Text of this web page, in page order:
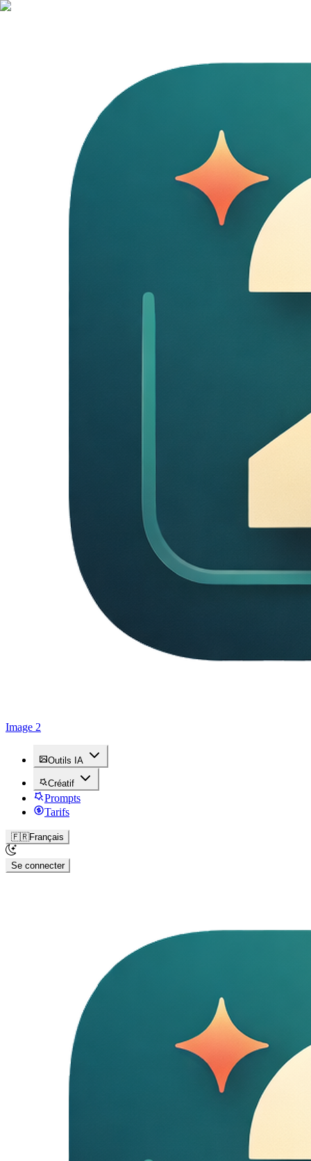
Image 2
Outils IA
Créatif
Prompts
Tarifs
🇫🇷Français
Se connecter